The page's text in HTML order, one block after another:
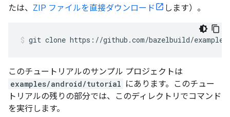
たは、 ZIP ファイルを直接ダウンロード します）。
git clone https://github.com/bazelbuild/examples
このチュートリアルのサンプル プロジェクトは
examples/android/tutorial にあります。このチュー
トリアルの残りの部分では、このディレクトリでコマンド
を実行します。